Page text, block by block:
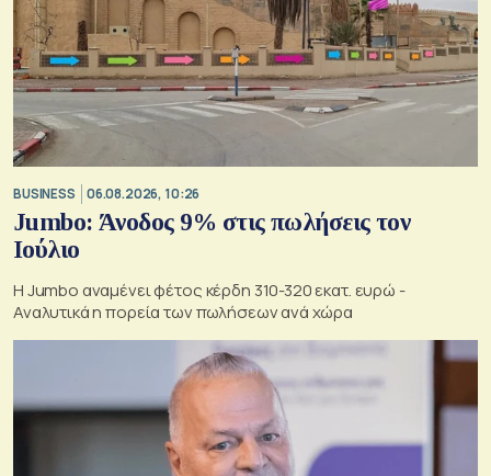
BUSINESS 06.08.2026, 10:26
Jumbo: Άνοδος 9% στις πωλήσεις τον
Ιούλιο
Η Jumbo αναμένει φέτος κέρδη 310-320 εκατ. ευρώ -
Αναλυτικά η πορεία των πωλήσεων ανά χώρα